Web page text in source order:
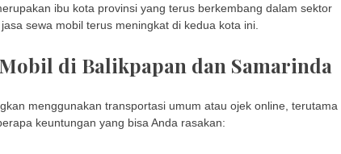
ibu kota provinsi yang terus berkembang dalam sektor
sewa mobil terus meningkat di kedua kota ini.
di Balikpapan dan Samarinda
menggunakan transportasi umum atau ojek online, terutama
keuntungan yang bisa Anda rasakan: